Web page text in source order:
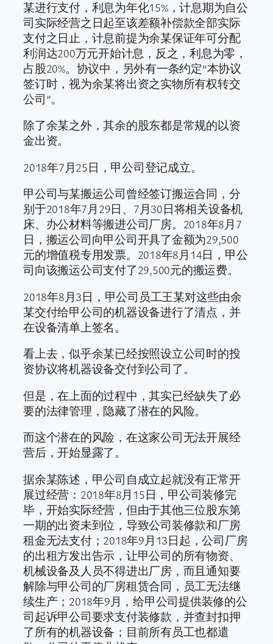
某进行支付，利息为年化15%，计息期为自公
司实际经营之日起至该差额补偿款全部实际
支付之日止，计息前提为余某保证年可分配
利润达200万元开始计息，反之，利息为零，
占股20%。协议中，另外有一条约定“本协议
签订时，视为余某将出资之实物所有权转交
公司”。
除了余某之外，其余的股东都是常规的以资
金出资。
2018年7月25日，甲公司登记成立。
甲公司与某搬运公司曾经签订搬运合同，分
别于2018年7月29日、7月30日将相关设备机
床、办公材料等搬进公司厂房。2018年8月7
日，搬运公司向甲公司开具了金额为29,500
元的增值税专用发票。2018年8月14日，甲公
司向该搬运公司支付了29,500元的搬运费。
2018年8月3日，甲公司员工王某对这些由余
某交付给甲公司的机器设备进行了清点，并
在设备清单上签名。
看上去，似乎余某已经按照设立公司时的投
资协议将机器设备交付到公司了。
但是，在上面的过程中，其实已经缺失了必
要的法律管理，隐藏了潜在的风险。
而这个潜在的风险，在这家公司无法开展经
营后，开始显露了。
据余某陈述，甲公司自成立起就没有正常开
展过经营：2018年8月15日，甲公司装修完
毕，开始实际经营，但由于其他三位股东第
一期的出资未到位，导致公司装修款和厂房
租金无法支付；2018年9月13日起，公司厂房
的出租方发出告示，让甲公司的所有物资、
机械设备及人员不得进出厂房，而且通知要
解除与甲公司的厂房租赁合同，员工无法继
续生产；2018年9月，给甲公司提供装修的公
司起诉甲公司要求支付装修款，并查封扣押
了所有的机器设备；目前所有员工也都遣